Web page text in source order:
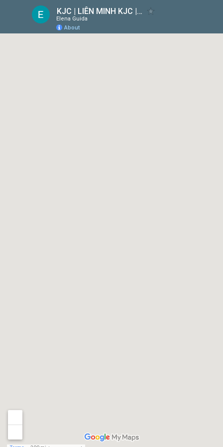
KJC | LIÊN MINH KJC | MỖI BƯỚC ĐI - MỖI Ý TƯỞNG
Elena Guida
About